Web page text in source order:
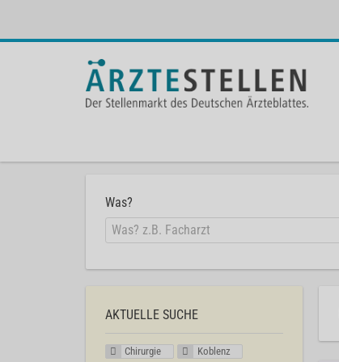
Was?
AKTUELLE SUCHE
Chirurgie Koblenz